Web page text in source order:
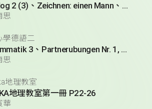
Dialog 2 (3)、Zeichnen: einen Mann、Lesetext 1(1)
思
學德語二
Grammatik 3、Partnerubungen Nr. 1, 3、Dialog 2(1)
思
地理教室
地理教室第一冊 P22-26
華